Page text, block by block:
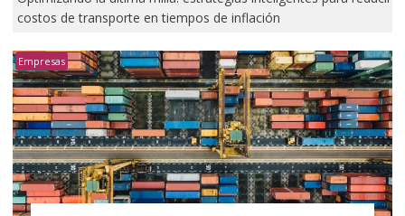
costos de transporte en tiempos de inflación
Empresas